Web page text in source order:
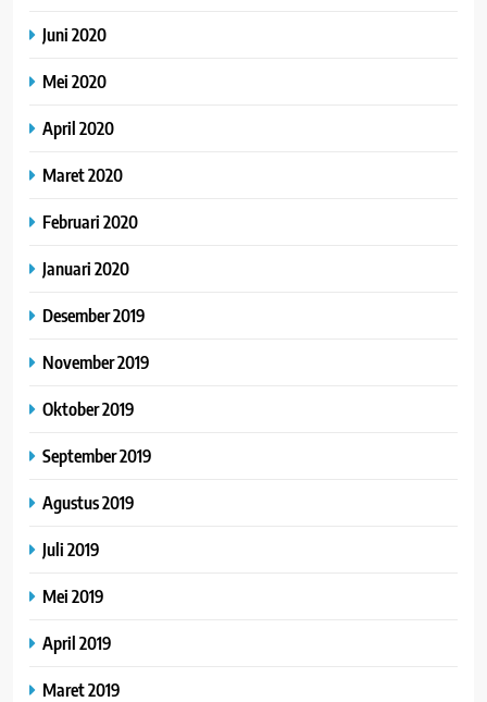
Juni 2020
Mei 2020
April 2020
Maret 2020
Februari 2020
Januari 2020
Desember 2019
November 2019
Oktober 2019
September 2019
Agustus 2019
Juli 2019
Mei 2019
April 2019
Maret 2019